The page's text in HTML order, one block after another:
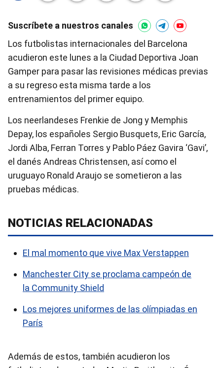
Suscríbete a nuestros canales
Los futbolistas internacionales del Barcelona
acudieron este lunes a la Ciudad Deportiva Joan
Gamper para pasar las revisiones médicas previas
a su regreso esta misma tarde a los
entrenamientos del primer equipo.
Los neerlandeses Frenkie de Jong y Memphis
Depay, los españoles Sergio Busquets, Eric García,
Jordi Alba, Ferran Torres y Pablo Páez Gavira ‘Gavi’,
el danés Andreas Christensen, así como el
uruguayo Ronald Araujo se sometieron a las
pruebas médicas.
NOTICIAS RELACIONADAS
El mal momento que vive Max Verstappen
Manchester City se proclama campeón de
la Community Shield
Los mejores uniformes de las olímpiadas en
París
Además de estos, también acudieron los